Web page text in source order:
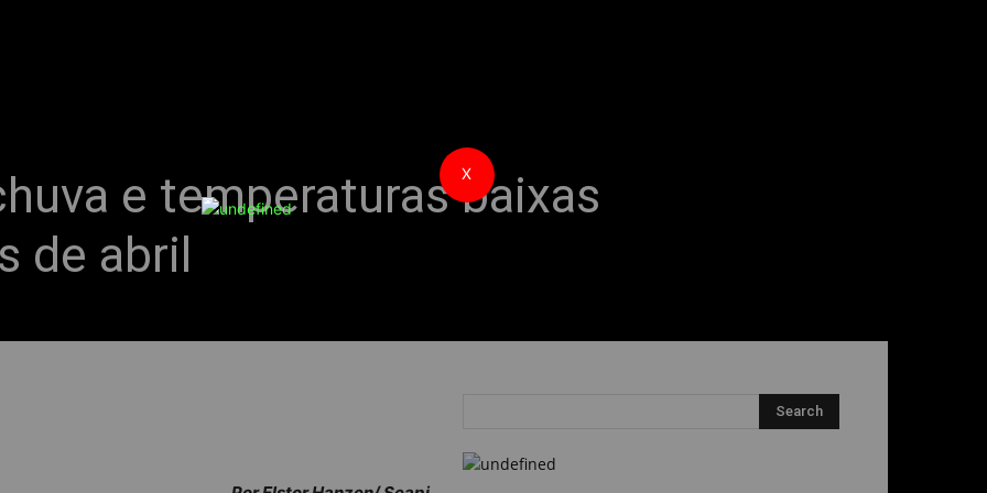
e temperaturas baixas
de abril
X